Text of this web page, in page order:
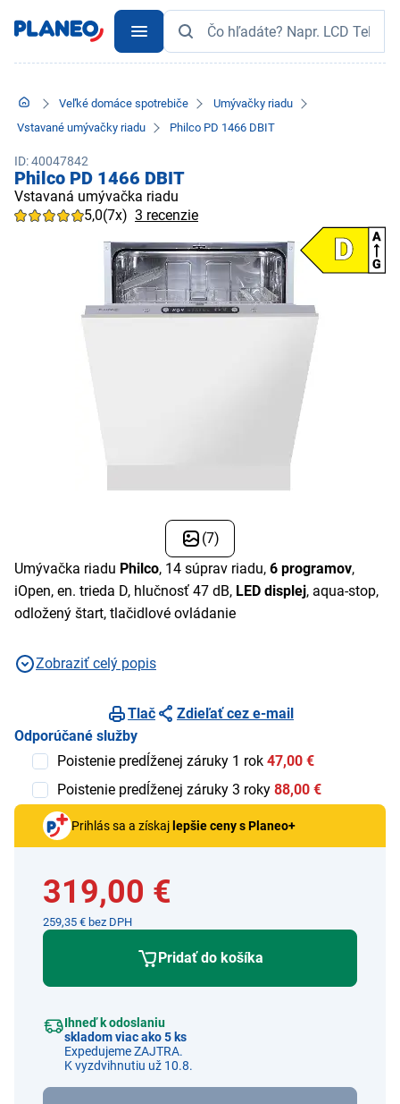
Veľké domáce spotrebiče
Umývačky riadu
Vstavané umývačky riadu
Philco PD 1466 DBIT
ID: 40047842
Philco PD 1466 DBIT
Vstavaná umývačka riadu
5,0(7x) 3 recenzie
(7)
Umývačka riadu Philco, 14 súprav riadu, 6 programov,
iOpen, en. trieda D, hlučnosť 47 dB, LED displej, aqua-stop,
odložený štart, tlačidlové ovládanie
Zobraziť celý popis
Tlač
Zdieľať cez e-mail
Odporúčané služby
Poistenie predĺženej záruky 1 rok 47,00 €
Poistenie predĺženej záruky 3 roky 88,00 €
Prihlás sa a získaj lepšie ceny s Planeo+
319,00 €
259,35 € bez DPH
Pridať do košíka
Ihneď k odoslaniu
skladom viac ako 5 ks
Expedujeme ZAJTRA.
K vyzdvihnutiu už 10.8.